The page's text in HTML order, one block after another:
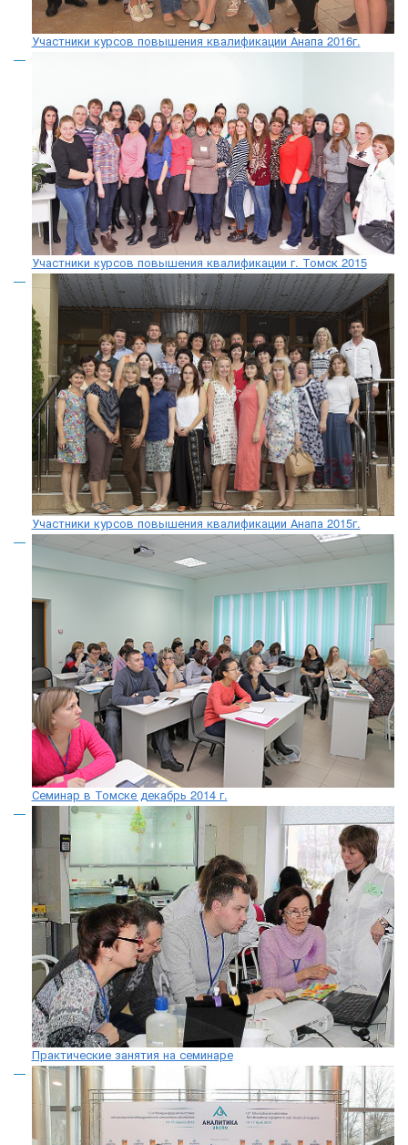
Участники курсов повышения квалификации Анапа 2016г.
Участники курсов повышения квалификации г. Томск 2015
Участники курсов повышения квалификации Анапа 2015г.
Семинар в Томске декабрь 2014 г.
Практические занятия на семинаре